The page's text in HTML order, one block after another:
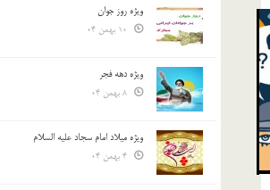
ویژه روز جوان
ویژه دهه فجر
ویژه میلاد امام سجاد علیه السلام